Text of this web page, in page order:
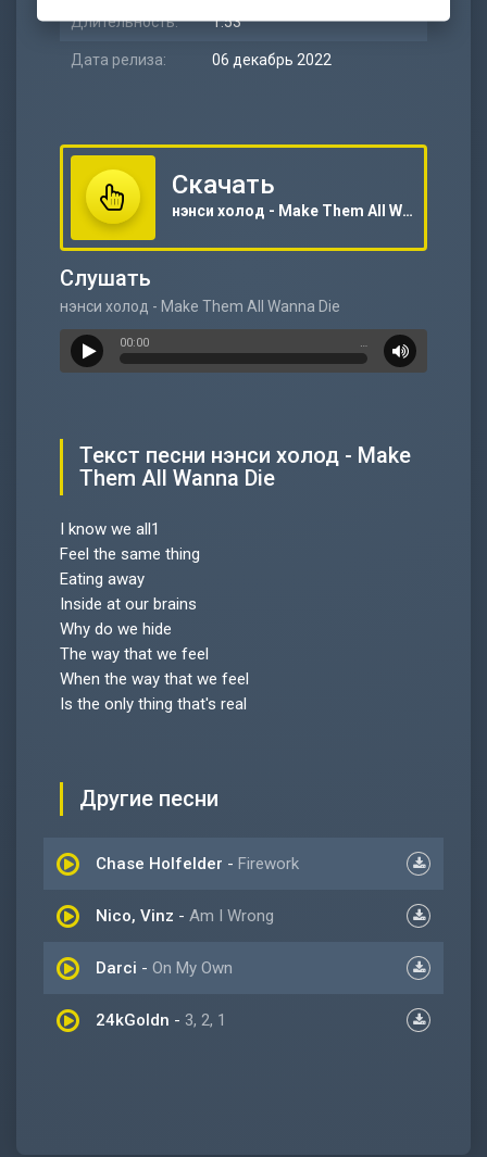
Длительность: 1:53
Дата релиза: 06 декабрь 2022
Скачать
нэнси холод - Make Them All Wanna Die
Слушать
нэнси холод - Make Them All Wanna Die
00:00 …
Текст песни нэнси холод - Make
Them All Wanna Die
I know we all1
Feel the same thing
Eating away
Inside at our brains
Why do we hide
The way that we feel
When the way that we feel
Is the only thing that's real
Другие песни
Chase Holfelder - Firework
Nico, Vinz - Am I Wrong
Darci - On My Own
24kGoldn - 3, 2, 1